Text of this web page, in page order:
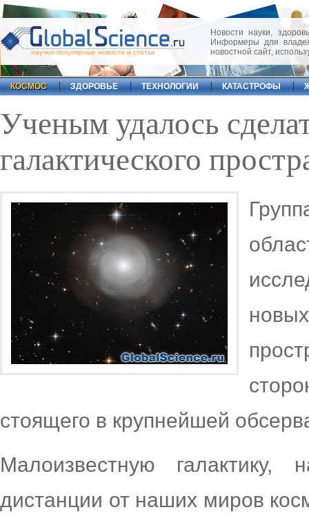
научно-популярные новости и статьи
Новости науки,
Информеры для
новостной сайт,
КОСМОС ЗДОРОВЬЕ ТЕХНОЛОГИИ КАТАСТРОФЫ
Ученым удалось
галактического
стоящего в крупнейшей
Малоизвестную галактику,
дистанции от наших миров